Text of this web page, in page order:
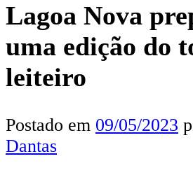
Lagoa Nova
uma edição do
leiteiro
Postado em 09/05/2023
Dantas